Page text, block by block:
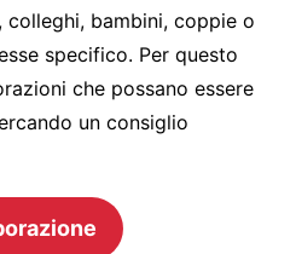
colleghi, bambini, coppie o
specifico. Per questo
che possano essere
un consiglio